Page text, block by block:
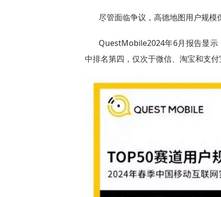
尽管面临争议，高德地图用户规模
QuestMobile2024年6月报告显
中排名第四，仅次于微信、淘宝和支